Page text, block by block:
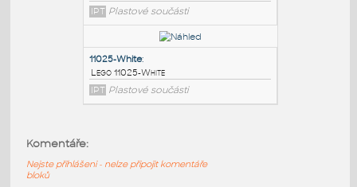
32034-LtBluishGray:
Lego 32034-LtBluishGray
IPT
Plastové součásti
Komentáře:
Nejste přihlášeni - nelze připojit komentáře
bloků